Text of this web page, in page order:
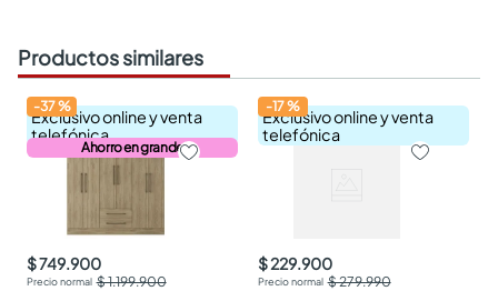
Productos similares
Exclusivo online y venta
telefónica
Ahorro en grande
-37%
$ 749.900
$ 1.199.900
Exclusivo online y venta
telefónica
-17%
$ 229.900
$ 279.990